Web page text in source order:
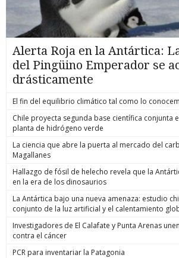
Alerta Roja en la Antártica:
del Pingüino Emperador se
drásticamente
El fin del equilibrio climático tal como lo
Chile proyecta segunda base científica conjunta
planta de hidrógeno verde
La ciencia que abre la puerta al mercado del
Magallanes
Hallazgo de fósil de helecho revela que la
en la era de los dinosaurios
La Antártica bajo una nueva amenaza: estudio
conjunto de la luz artificial y el calentamiento
Investigadores de El Calafate y Punta Arenas
contra el cáncer
PCR para inventariar la Patagonia